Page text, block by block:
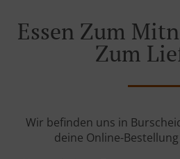
Essen Zum
Zum
Wir befinden uns in
deine Online-